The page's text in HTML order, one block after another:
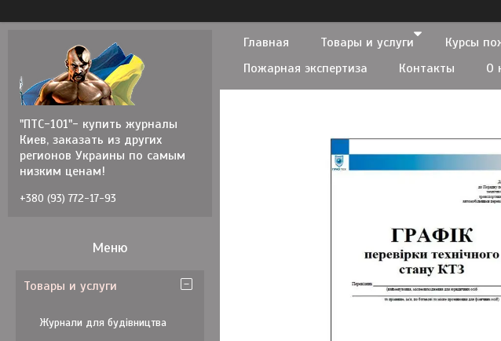
Главная Товары и услуги Курсы
Пожарная экспертиза
Контакты О
"ПТС-101"- купить журналы
Киев, заказать из других
регионов Украины по самым
низким ценам!
+380 (93) 772-17-93
Товары и услуги
Журнали для будівництва